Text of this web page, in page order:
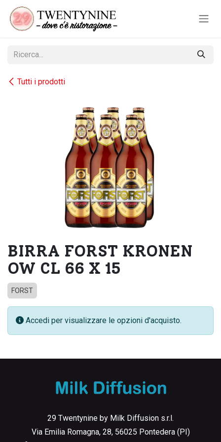
Passa al contenuto
Tutti i prodotti
BIRRA FORST KRONEN
OW CL 66 X 15
FORST
Accedi per visualizzare le opzioni d'acquisto.
29 Twentynine by Milk Diffusion s.r.l.
Via Emilia Romagna, 28, 56025 Pontedera (PI)